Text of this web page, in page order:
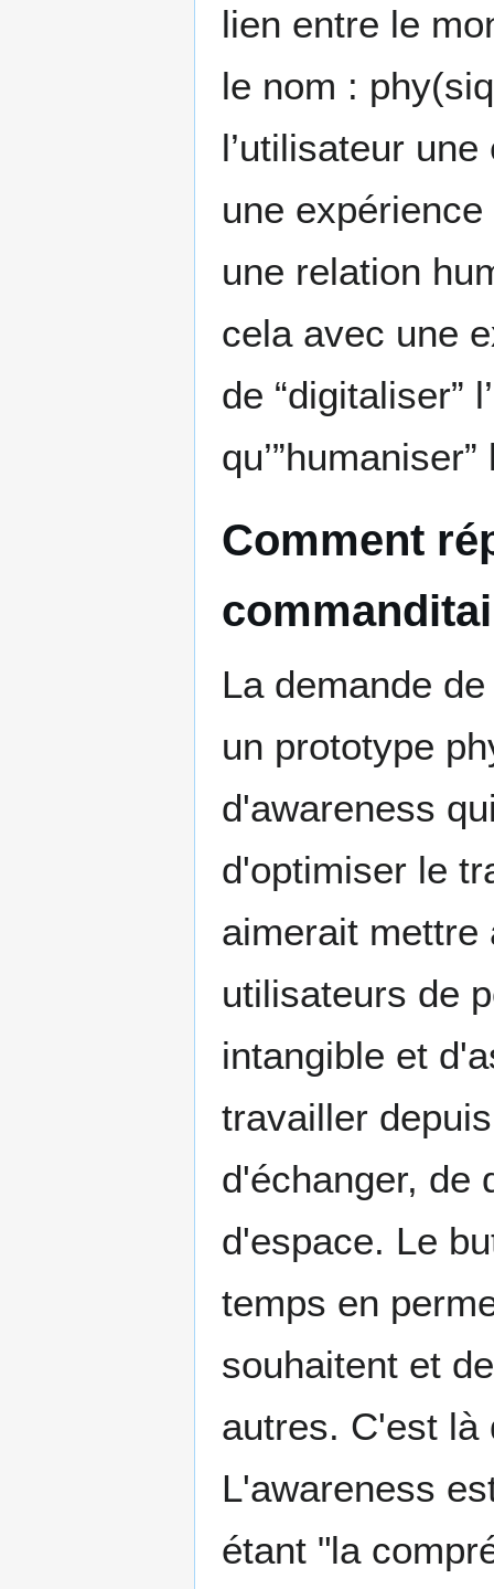
lien entre le
le nom :
l’utilisateur
une
une relation
cela avec une
de “digitaliser”
Comment
La demande
un prototype
d'awareness
d'optimiser le
aimerait mettre
utilisateurs de
intangible et
travailler
d'échanger, de
d'espace. Le
temps en
souhaitent et
autres. C'est là
L'awareness
étant "la